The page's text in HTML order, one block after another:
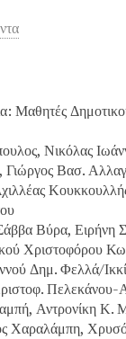
Μαθητές
Νικόλας
Βασ.
Βύρα, Ειρήνη
Χριστοφόρου
Δημ. Φελλά/
Αντρονίκη Κ.
Χαραλάμπη,